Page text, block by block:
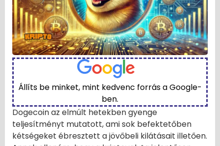
Állíts be minket, mint kedvenc forrás a Google-
ben.
Dogecoin az elmúlt hetekben gyenge
teljesítményt mutatott, ami sok befektetőben
kétségeket ébresztett a jövőbeli kilátásait illetően.